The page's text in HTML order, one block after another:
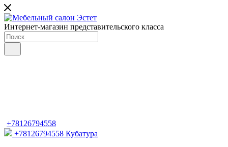
Интернет-магазин представительского класса
+78126794558
+78126794558 Кубатура